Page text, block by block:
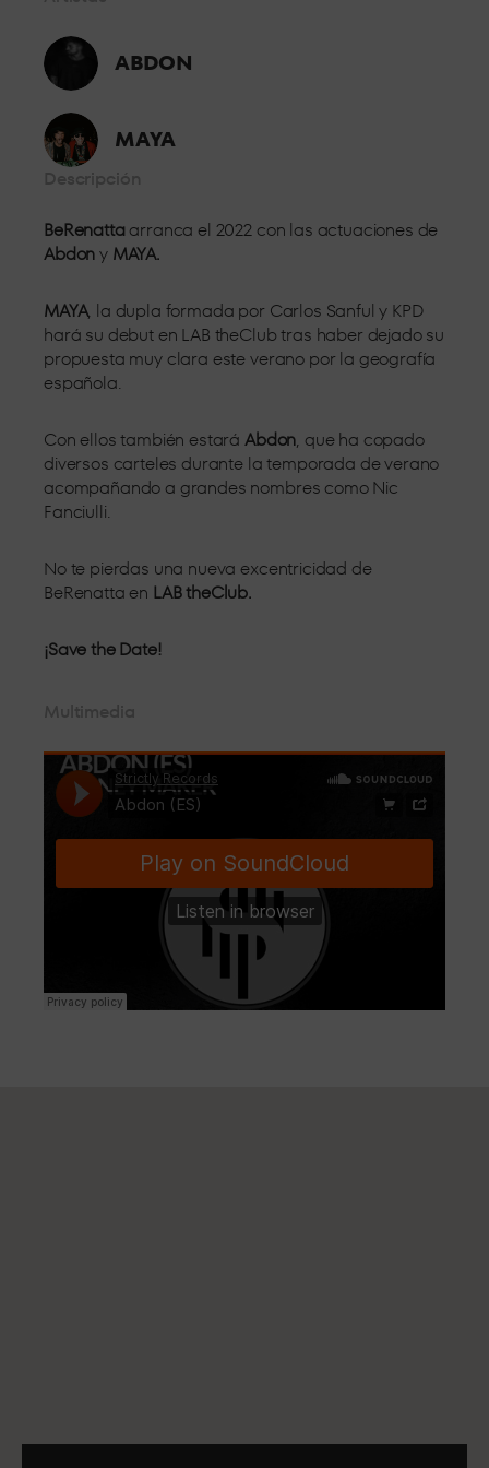
BeRenatta arranca el 2022 con las actuaciones de
Abdony MAYA.
MAYA, la dupla formada por Carlos Sanful y KPD
hará su debut en LAB theClub tras haber dejado su
propuesta muy clara este verano por la geografía
española.
Con ellos también estará Abdon, que ha copado
diversos carteles durante la temporada de verano
acompañando a grandes nombres como Nic
Fanciulli.
No te pierdas una nueva excentricidad de
BeRenatta en LAB theClub.
¡Save the Date!
ABDON
MAYA
sonido y la mejor atención.
STANDARD 4
En el centro de la sala, experimenta toda la presión del sonido
a pie de pista.
OCUPACIÓN
El mejor espacio para grupos grandes, espacios
completamente adaptados para celebrar tu noche con tus
amigos.